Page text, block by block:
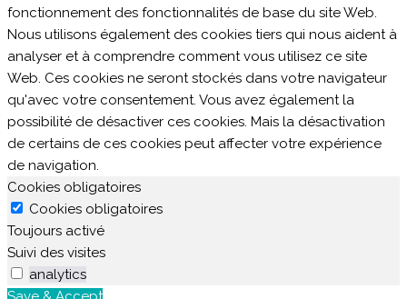
fonctionnement des fonctionnalités de base du site Web.
Nous utilisons également des cookies tiers qui nous aident à
analyser et à comprendre comment vous utilisez ce site
Web. Ces cookies ne seront stockés dans votre navigateur
qu'avec votre consentement. Vous avez également la
possibilité de désactiver ces cookies. Mais la désactivation
de certains de ces cookies peut affecter votre expérience
de navigation.
Cookies obligatoires
Cookies obligatoires
Toujours activé
Suivi des visites
analytics